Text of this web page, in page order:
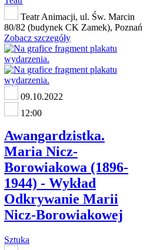
Teatr Animacji, ul. Św. Marcin
80/82 (budynek CK Zamek), Poznań
Zobacz szczegóły
09.10.2022
12:00
Awangardzistka.
Maria Nicz-
Borowiakowa (1896-
1944) - Wykład
Odkrywanie Marii
Nicz-Borowiakowej
Sztuka